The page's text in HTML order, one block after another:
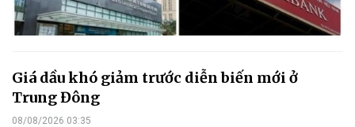
Giá dầu khó giảm trước diễn biến mới ở
Trung Đông
08/08/2026 03:35